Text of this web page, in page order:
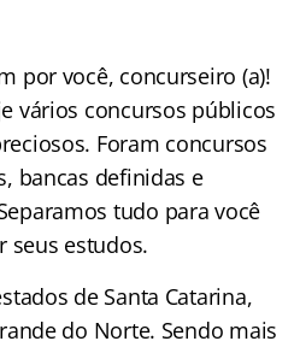
por você, concurseiro (a)!
vários concursos públicos
Foram concursos
bancas definidas e
tudo para você
seus estudos.
de Santa Catarina,
do Norte. Sendo mais